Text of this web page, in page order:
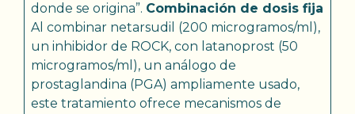
donde se origina”. Combinación de dosis fija
Al combinar netarsudil (200 microgramos/ml),
un inhibidor de ROCK, con latanoprost (50
microgramos/ml), un análogo de
prostaglandina (PGA) ampliamente usado,
este tratamiento ofrece mecanismos de